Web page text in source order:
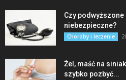
Czy
niebezpieczne?
Choroby i leczenie
Żel, maść na
szybko pozbyć...